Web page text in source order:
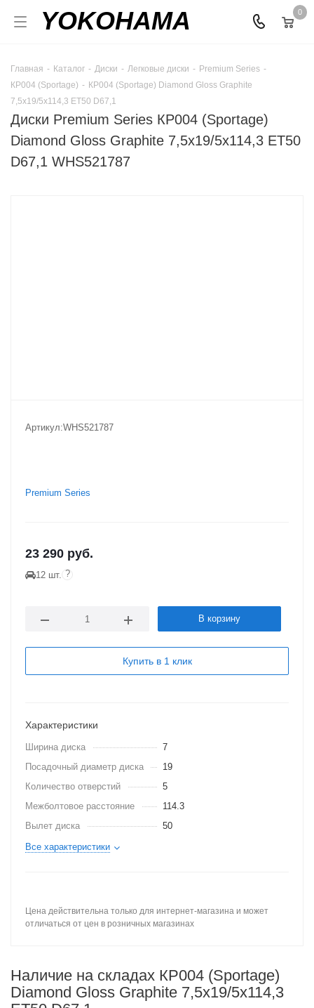
YOKOHAMA 0
Главная - Каталог - Диски - Легковые диски - Premium Series -
КР004 (Sportage) - КР004 (Sportage) Diamond Gloss Graphite
7,5x19/5x114,3 ET50 D67,1
Диски Premium Series КР004 (Sportage)
Diamond Gloss Graphite 7,5x19/5x114,3 ET50
D67,1 WHS521787
Артикул:WHS521787
Premium Series
23 290 руб.
12 шт. ?
В корзину
Купить в 1 клик
Характеристики
Ширина диска
7
Посадочный диаметр диска
19
Количество отверстий
5
Межболтовое расстояние
114.3
Вылет диска
50
Все характеристики
Цена действительна только для интернет-магазина и может
отличаться от цен в розничных магазинах
Наличие на складах КР004 (Sportage)
Diamond Gloss Graphite 7,5x19/5x114,3